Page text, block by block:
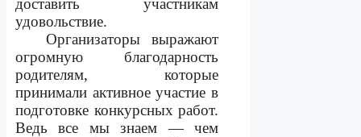
доставить участникам
удовольствие.
Организаторы выражают
огромную благодарность
родителям, которые
принимали активное участие в
подготовке конкурсных работ.
Ведь все мы знаем — чем